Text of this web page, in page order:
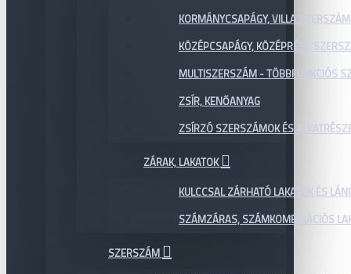
KORMÁNYCSAPÁGY, VILLA SZERSZÁM
KÖZÉPCSAPÁGY, KÖZÉPRÉSZ
MULTISZERSZÁM - TÖBBFUNKCIÓS
ZSÍR, KENŐANYAG
ZSÍRZÓ SZERSZÁMOK ÉS
ZÁRAK, LAKATOK
KULCCSAL ZÁRHATÓ LAKATOK ÉS
SZÁMZÁRAS, SZÁMKOMBINÁCIÓS
SZERSZÁM